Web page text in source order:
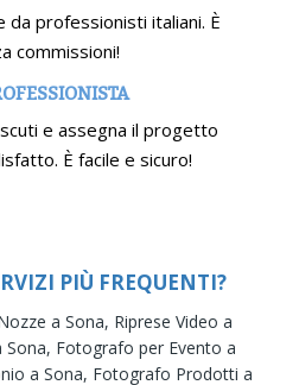
da professionisti italiani. È
commissioni!
e assegna il progetto
È facile e sicuro!
PIÙ FREQUENTI?
a Sona, Riprese Video a
Fotografo per Evento a
a Sona, Fotografo Prodotti a